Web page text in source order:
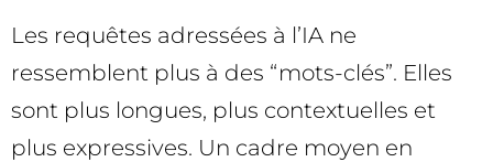
Les requêtes adressées à l’IA ne
ressemblent plus à des “mots-clés”. Elles
sont plus longues, plus contextuelles et
plus expressives. Un cadre moyen en